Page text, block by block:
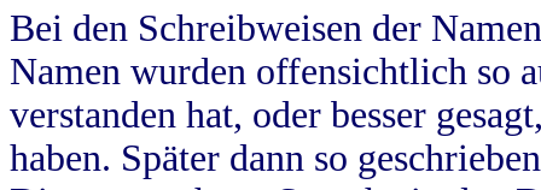
Bei den Schreibweisen der
Namen wurden offensichtlich so
verstanden hat, oder besser
haben. Später dann so